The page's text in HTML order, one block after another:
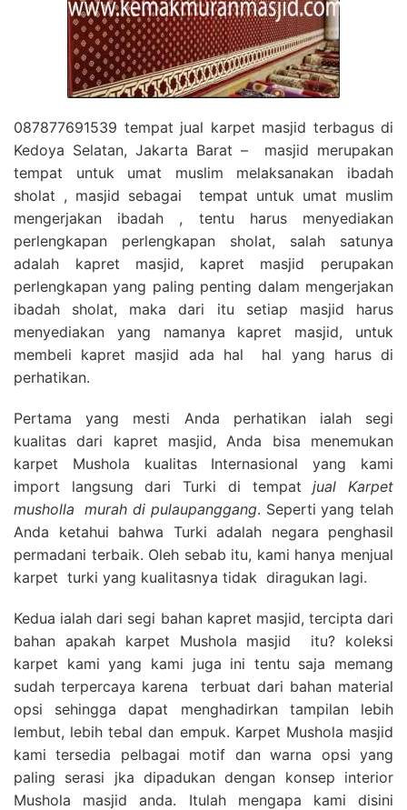
087877691539 tempat jual karpet masjid terbagus di
Kedoya Selatan, Jakarta Barat – masjid merupakan
tempat untuk umat muslim melaksanakan ibadah
sholat , masjid sebagai tempat untuk umat muslim
mengerjakan ibadah , tentu harus menyediakan
perlengkapan perlengkapan sholat, salah satunya
adalah kapret masjid, kapret masjid perupakan
perlengkapan yang paling penting dalam mengerjakan
ibadah sholat, maka dari itu setiap masjid harus
menyediakan yang namanya kapret masjid, untuk
membeli kapret masjid ada hal hal yang harus di
perhatikan.
Pertama yang mesti Anda perhatikan ialah segi
kualitas dari kapret masjid, Anda bisa menemukan
karpet Mushola kualitas Internasional yang kami
import langsung dari Turki di tempatjual Karpet
musholla
murah di pulaupanggang. Seperti yang telah
Anda ketahui bahwa Turki adalah negara penghasil
permadani terbaik. Oleh sebab itu, kami hanya menjual
karpet turki yang kualitasnya tidak diragukan lagi.
Kedua ialah dari segi bahan kapret masjid, tercipta dari
bahan apakah karpet Mushola masjid itu? koleksi
karpet kami yang kami juga ini tentu saja memang
sudah terpercaya karena terbuat dari bahan material
opsi sehingga dapat menghadirkan tampilan lebih
lembut, lebih tebal dan empuk. Karpet Mushola masjid
kami tersedia pelbagai motif dan warna opsi yang
paling serasi jka dipadukan dengan konsep interior
Mushola masjid anda. Itulah mengapa kami disini